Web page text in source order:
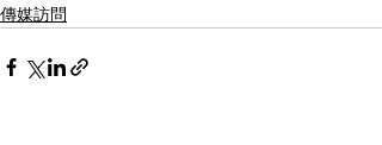
傳媒訪問